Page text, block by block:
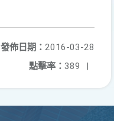
發佈日期： 2016-03-28
點擊率： 389 |